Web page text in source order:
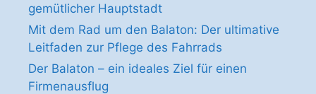
gemütlicher Hauptstadt
Mit dem Rad um den Balaton: Der ultimative
Leitfaden zur Pflege des Fahrrads
Der Balaton – ein ideales Ziel für einen
Firmenausflug